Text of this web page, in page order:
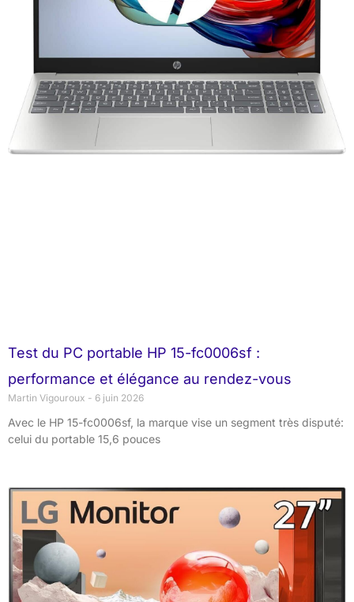
Test du PC portable HP 15-fc0006sf :
performance et élégance au rendez-vous
Martin Vigouroux 6 juin 2026
Avec le HP 15-fc0006sf, la marque vise un segment très disputé:
celui du portable 15,6 pouces